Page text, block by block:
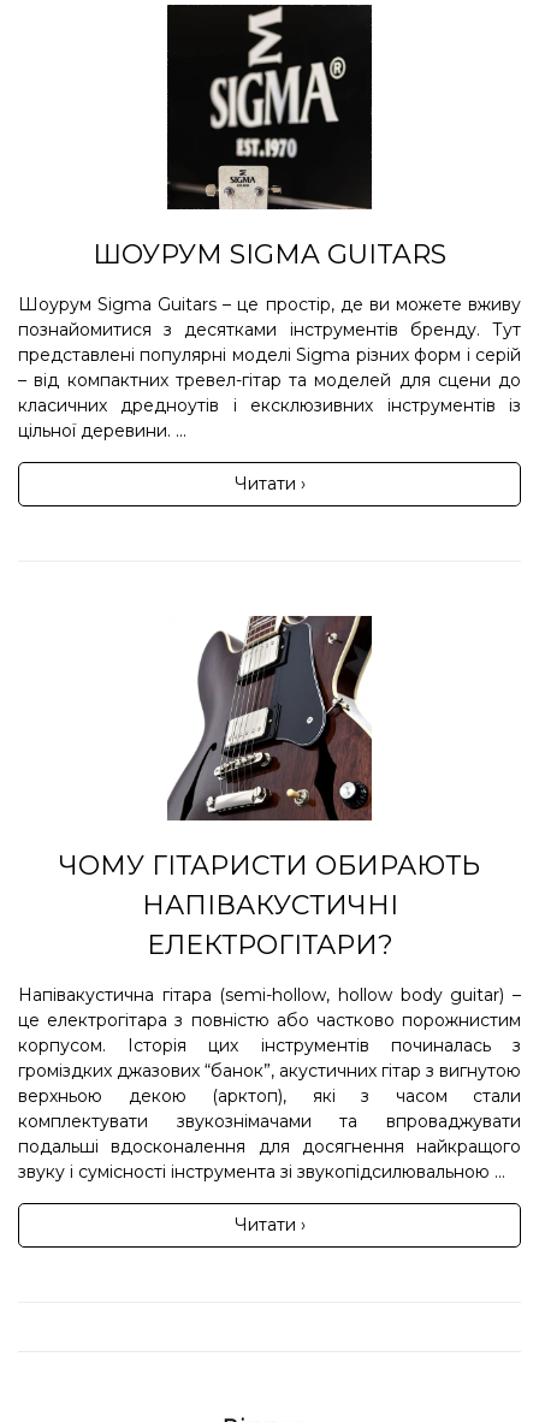
ШОУРУМ SIGMA GUITARS
Шоурум Sigma Guitars – це простір, де ви можете вживу
познайомитися з десятками інструментів бренду. Тут
представлені популярні моделі Sigma різних форм і серій
– від компактних тревел-гітар та моделей для сцени до
класичних дредноутів і ексклюзивних інструментів із
цільної деревини. ...
Читати ›
ЧОМУ ГІТАРИСТИ ОБИРАЮТЬ
НАПІВАКУСТИЧНІ
ЕЛЕКТРОГІТАРИ?
Напівакустична гітара (semi-hollow, hollow body guitar) –
це електрогітара з повністю або частково порожнистим
корпусом. Історія цих інструментів починалась з
громіздких джазових “банок”, акустичних гітар з вигнутою
верхньою декою (арктоп), які з часом стали
комплектувати звукознімачами та впроваджувати
подальші вдосконалення для досягнення найкращого
звуку і сумісності інструмента зі звукопідсилювальною ...
Читати ›